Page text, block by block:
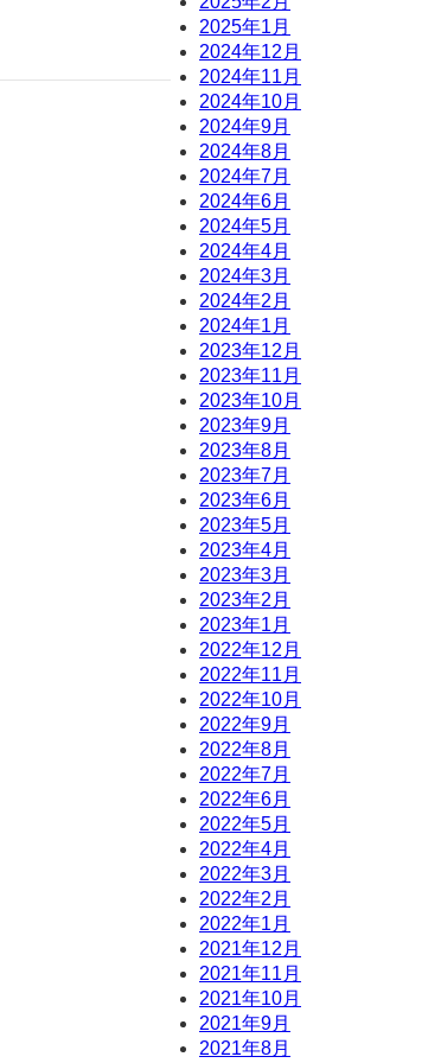
2025年1月
2024年12月
2024年11月
2024年10月
2024年9月
2024年8月
2024年7月
2024年6月
2024年5月
2024年4月
2024年3月
2024年2月
2024年1月
2023年12月
2023年11月
2023年10月
2023年9月
2023年8月
2023年7月
2023年6月
2023年5月
2023年4月
2023年3月
2023年2月
2023年1月
2022年12月
2022年11月
2022年10月
2022年9月
2022年8月
2022年7月
2022年6月
2022年5月
2022年4月
2022年3月
2022年2月
2022年1月
2021年12月
2021年11月
2021年10月
2021年9月
2021年8月